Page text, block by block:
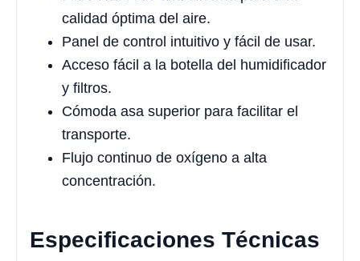
calidad óptima del aire.
Panel de control intuitivo y fácil de usar.
Acceso fácil a la botella del humidificador
y filtros.
Cómoda asa superior para facilitar el
transporte.
Flujo continuo de oxígeno a alta
concentración.
Especificaciones Técnicas